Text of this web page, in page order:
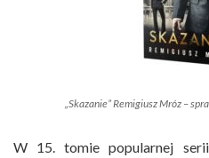
„Skazanie” Remigiusz Mróz –
W 15. tomie popularnej